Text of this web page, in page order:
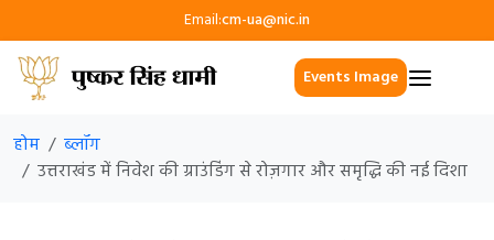
Email:cm-ua@nic.in
Events Image
होम
ब्लॉग
उत्तराखंड में निवेश की ग्राउंडिंग से रोज़गार और समृद्धि की नई दिशा